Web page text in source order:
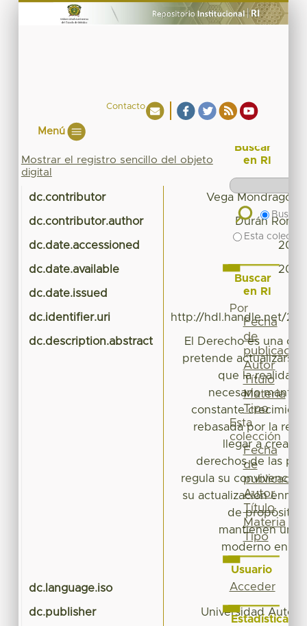
Contacto
Menú
Mostrar el registro sencillo del objeto
digital
dc.contributor Vega Mondragón,
dc.contributor.author Durán
dc.date.accessioned
dc.date.available
dc.date.issued
dc.identifier.uri http://hdl.handle.net/
dc.description.abstract
El Derecho es una
pretende actualizarse
que la realidad
necesario
constante
rebasada por la
llegar a crear
derechos de las
regula su convivencia.
su actualización
de propósitos
mantienen un
moderno en el
dc.language.iso
dc.publisher Universidad
Buscar
en RI
Buscar
Esta
Buscar
en RI
Por
Fecha
de
publicación
Autor
Título
Materia
Tipo
Esta
colección
Fecha
de
publicación
Autor
Título
Materia
Tipo
Usuario
Acceder
Estadísticas